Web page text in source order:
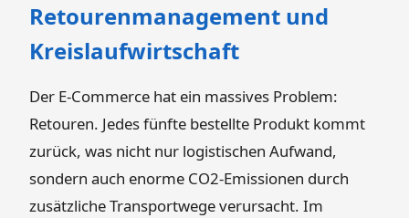
Retourenmanagement und
Kreislaufwirtschaft
Der E-Commerce hat ein massives Problem:
Retouren. Jedes fünfte bestellte Produkt kommt
zurück, was nicht nur logistischen Aufwand,
sondern auch enorme CO2-Emissionen durch
zusätzliche Transportwege verursacht. Im